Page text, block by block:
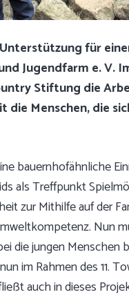
Unterstützung für
Jugendfarm e. V.
Stiftung die
Menschen, die
bauernhofähnliche
als Treffpunkt
zur Mithilfe auf der
Nun
die jungen Menschen
im Rahmen des 11.
auch in dieses